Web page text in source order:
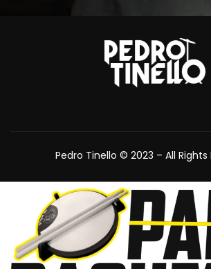
Pedro Tinello © 2023 – All Rights